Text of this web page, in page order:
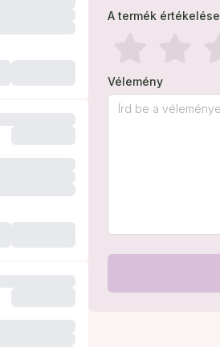
A termék értékelése
Vélemény